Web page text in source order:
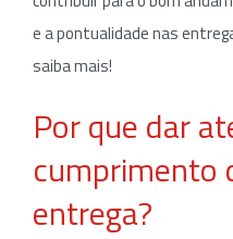
e a pontualidade nas
saiba mais!
Por que dar
cumprimento
entrega?